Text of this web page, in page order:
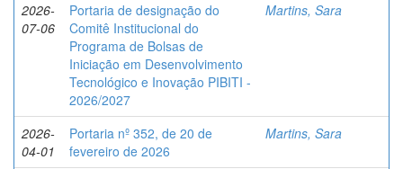
2026-
07-06
Portaria de designação do
Comitê Institucional do
Programa de Bolsas de
Iniciação em Desenvolvimento
Tecnológico e Inovação PIBITI -
2026/2027
Martins, Sara
2026-
04-01
Portaria nº 352, de 20 de
fevereiro de 2026
Martins, Sara